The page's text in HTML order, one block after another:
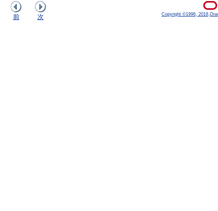
前 次 Copyright ©1996,